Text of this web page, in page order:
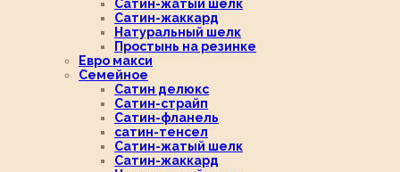
Сатин-жатый шелк
Сатин-жаккард
Натуральный шелк
Простынь на резинке
Евро макси
Семейное
Сатин делюкс
Сатин-страйп
Сатин-фланель
сатин-тенсел
Сатин-жатый шелк
Сатин-жаккард